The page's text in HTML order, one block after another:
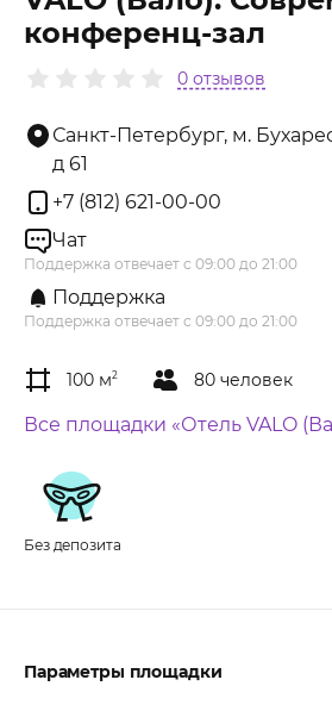
конференц-зал
0 отзывов
Санкт-Петербург, м.
д 61
+7 (812) 621-00-00
Чат
Поддержка отвечает с 09:00 до 21:00
Поддержка
Поддержка отвечает с 09:00 до 21:00
100 м2 80 человек
Все площадки «Отель VALO
Без депозита
Параметры площадки